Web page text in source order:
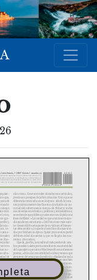
Calvo-Sotelo, 7. 33007 Oviedo | www.lne.es
toda reproducción a los efectos del artículo 32,1,
todo ni en parte, ni registra da en, o transmitida por,
medio, sea mecánico, fotoquímico, electrónico,
otro, sin el permiso previo por escrito de la editorial.
8 435102 100112
60322
que,
de
otro,
(ge-
a ju-
te-
cama-
(fue-
ver con
su-
caba-
de
y luego
y
ju-
o las cosas. Con eso confeccionaban sus artículos,
preciosas pompas de jabón irisadas. En lo que se
diferenciaron mucho es en la época: a Roth le toca-
ron prácticamente dos Guerras (incluida «la su-
cursal del infierno en la tierra» de Hitler) y todas
sus miserias económicas, políticas y antisemíticas;
se entiende que pidiera pusiesen en su lápida una
frase de Kleist: «La verdad es que a mí no se me po-
día ayudar en esta tierra». Del Pozo tuvo más suer-
te: desarrolló buena parte de su vida en el bienes-
tar democrático, lo que le ahorró los dramas vivi-
dos por Roth en su época. Quizá por eso el español
dobló en edad al austriaco, que no llegó a los cua-
renta y cinco años.
Queda, por fin, la similitud más profunda: am-
bos poseían y siempre transmitieron esa eternidad
de lo pasajero que canta Wordsworth en un famoso
poema, «Oda a la inmortalidad» (idea y versos que
sirvieron de tema para la película «Esplendor en la
hierba»). Ese poema es un canto triste pero también
desesperadamente esperanzado al desvanecimien-
to / desaparición del esplendor de las cosas: «Aun-
que nada pueda devolvernos el esplendor de la hier-
ba y de la gloria en las flores, no hemos de entriste-
cernos, más bien reconfortarnos con lo que de ellas